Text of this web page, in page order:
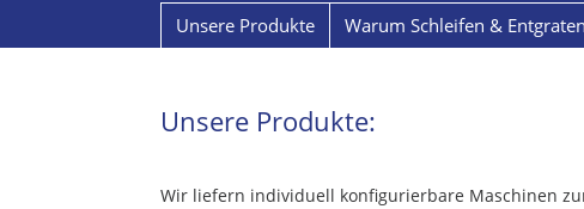
Unsere Produkte Warum Schleifen &
Unsere Produkte:
Wir liefern individuell konfigurierbare Maschinen